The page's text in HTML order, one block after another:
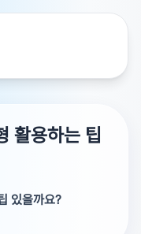
활용하는 팁
있을까요?